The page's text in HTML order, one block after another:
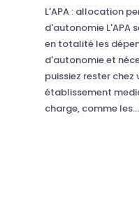
L'APA : allocation
d'autonomie L'APA
en totalité les
d'autonomie et
puissiez rester chez
établissement
charge, comme les...